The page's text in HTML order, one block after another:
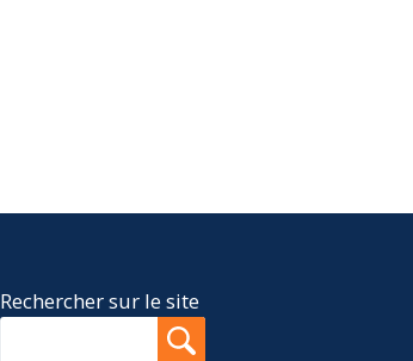
Rechercher sur le site